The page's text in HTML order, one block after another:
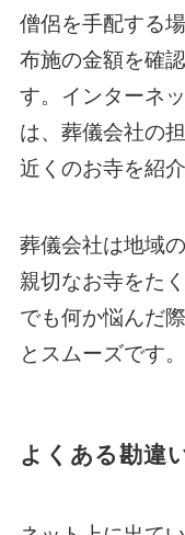
僧侶を手配する
布施の金額を確
す。インターネ
は、葬儀会社の
近くのお寺を紹
葬儀会社は地域
親切なお寺をた
でも何か悩んだ
とスムーズです。
よくある勘違